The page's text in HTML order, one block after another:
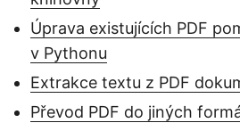
Úprava existujících PDF
v Pythonu
Extrakce textu z PDF
Převod PDF do jiných